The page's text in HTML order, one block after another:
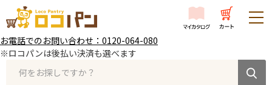
お電話でのお問い合わせ：0120-064-080
※ロコパンは後払い決済も選べます
何をお探しですか？